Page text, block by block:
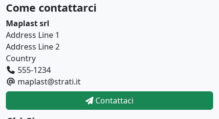
Come contattarci
Maplast srl
Address Line 1
Address Line 2
Country
555-1234
maplast@strati.it
Contattaci